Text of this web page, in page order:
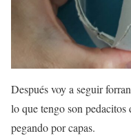
Después voy a seguir
lo que tengo son
pegando por capas.